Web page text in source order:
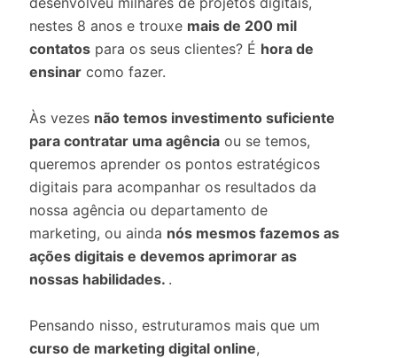
nestes 8 anos e trouxe mais de 200 mil
contatos para os seus clientes? É hora de
ensinar como fazer.
Às vezes não temos investimento suficiente
para contratar uma agência ou se temos,
queremos aprender os pontos estratégicos
digitais para acompanhar os resultados da
nossa agência ou departamento de
marketing, ou ainda nós mesmos fazemos as
ações digitais e devemos aprimorar as
nossas habilidades. .
Pensando nisso, estruturamos mais que um
curso de marketing digital online,